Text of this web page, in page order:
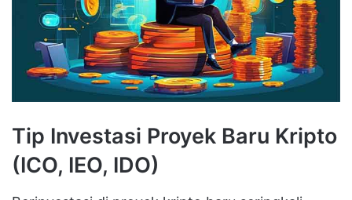
Tip Investasi Proyek Baru Kripto
(ICO, IEO, IDO)